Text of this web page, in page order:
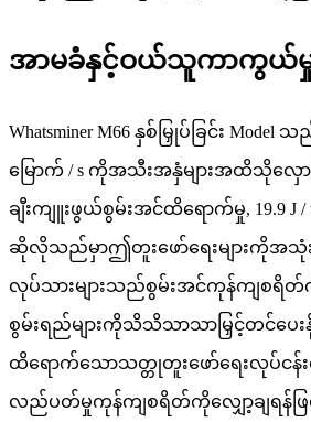
အာမခံနှင့်ဝယ်သူကာကွယ်
Whatsminer M66 နှစ်မြှုပ်ခြင်း Model သ
မြောက် / s ကိုအသီးအနှံများအထိသိုလှေ
ချီးကျူးဖွယ်စွမ်းအင်ထိရောက်မှု, 19.9 J
ဆိုလိုသည်မှာဤတူးဖော်ရေးများကိုအသုံ
လုပ်သားများသည်စွမ်းအင်ကုန်ကျစရိ
စွမ်းရည်များကိုသိသိသာသာမြှင့်တင်ပေ
ထိရောက်သောသတ္တုတူးဖော်ရေးလုပ်င
လည်ပတ်မှုကုန်ကျစရိတ်ကိုလျှော့ချရန်ဖ